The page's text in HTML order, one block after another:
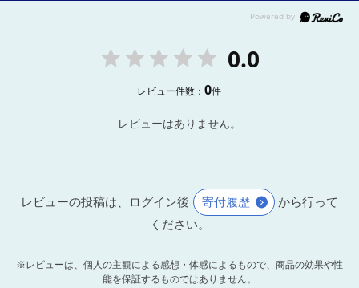
0.0
レビュー件数：0件
レビューはありません。
レビューの投稿は、ログイン後 寄付履歴
から行って
ください。
※レビューは、個人の主観による感想・体感によるもので、商品の効果や性
能を保証するものではありません。